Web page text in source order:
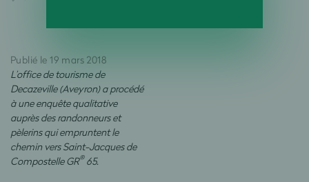
Publié le 19 mars 2018
L’office de tourisme de
Decazeville (Aveyron) a procédé
à une enquête qualitative
auprès des randonneurs et
pèlerins qui empruntent le
chemin vers Saint-Jacques de
Compostelle GR® 65.